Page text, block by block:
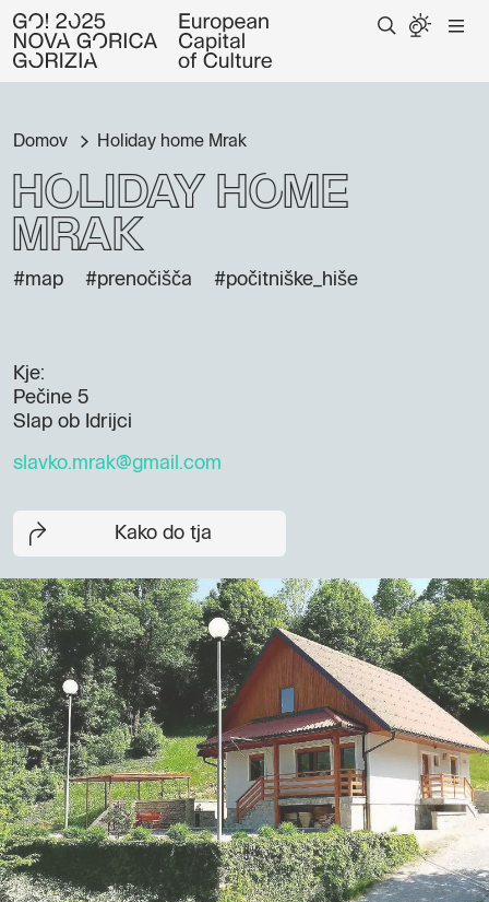
Domov Holiday home Mrak
Holiday home
Mrak
#map #prenočišča #počitniške_hiše
Kje:
Pečine 5
Slap ob Idrijci
slavko.mrak@gmail.com
Kako do tja